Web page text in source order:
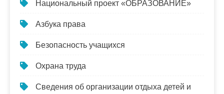
Национальный проект «ОБРАЗОВАНИЕ»
Азбука права
Безопасность учащихся
Охрана труда
Сведения об организации отдыха детей и